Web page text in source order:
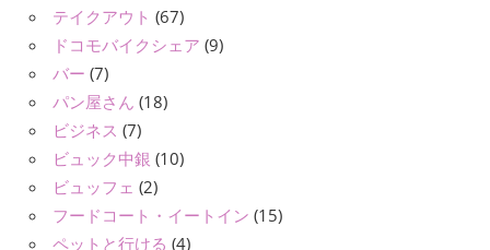
テイクアウト (67)
ドコモバイクシェア (9)
バー (7)
パン屋さん (18)
ビジネス (7)
ビュック中銀 (10)
ビュッフェ (2)
フードコート・イートイン (15)
ペットと行ける (4)